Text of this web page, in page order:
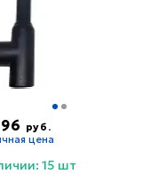
руб.
цена
15 шт